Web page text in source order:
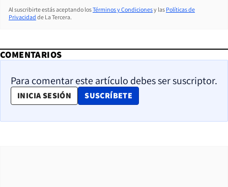
Al suscribirte estás aceptando losTérminos y Condicionesy las Políticas de
Privacidad de La Tercera.
COMENTARIOS
Para comentar este artículo debes ser suscriptor.
INICIA SESIÓN SUSCRÍBETE
OPENS IN NEW WINDOW